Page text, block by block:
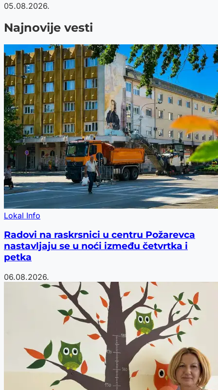
05.08.2026.
Najnovije vesti
Lokal Info
Radovi na raskrsnici u centru Požarevca
nastavljaju se u noći između četvrtka i
petka
06.08.2026.